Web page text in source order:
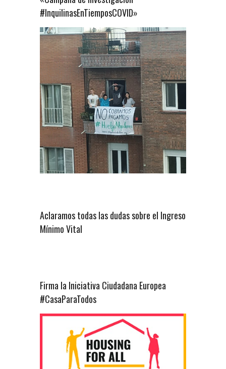
#InquilinasEnTiemposCOVID»
Aclaramos todas las dudas sobre el Ingreso
Mínimo Vital
Firma la Iniciativa Ciudadana Europea
#CasaParaTodos